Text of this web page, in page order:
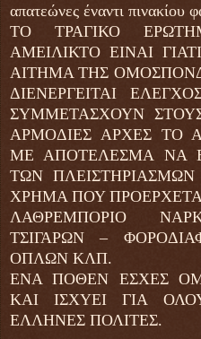
απατεώνες έναντι πινακίου
ΤΟ ΤΡΑΓΙΚΟ
ΑΜΕΙΛΙΚΤΟ ΕΙΝΑΙ
ΑΙΤΗΜΑ ΤΗΣ
ΔΙΕΝΕΡΓΕΙΤΑΙ
ΣΥΜΜΕΤΑΣΧΟΥΝ
ΑΡΜΟΔΙΕΣ ΑΡΧΕΣ ΤΟ
ΜΕ ΑΠΟΤΕΛΕΣΜΑ ΝΑ
ΤΩΝ ΠΛΕΙΣΤΗΡΙΑΣΜΩΝ
ΧΡΗΜΑ ΠΟΥ
ΛΑΘΡΕΜΠΟΡΙΟ
ΤΣΙΓΑΡΩΝ –
ΟΠΛΩΝ ΚΛΠ.
ΕΝΑ ΠΟΘΕΝ ΕΣΧΕΣ
ΚΑΙ ΙΣΧΥΕΙ ΓΙΑ
ΕΛΛΗΝΕΣ ΠΟΛΙΤΕΣ.